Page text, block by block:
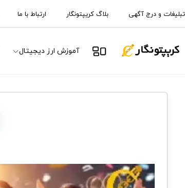
تبلیغات و درج آگهی بلاگ کریپتونگار ارتباط با ما
آموزش ارز دیجیتال